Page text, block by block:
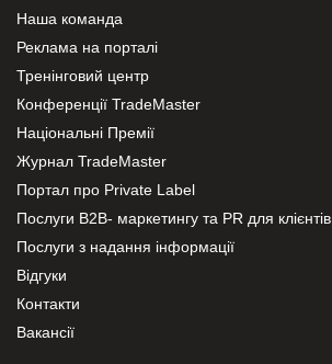
Наша команда
Реклама на порталі
Тренінговий центр
Конференції TradeMaster
Національні Премії
Журнал TradeMaster
Портал про Private Label
Послуги В2В- маркетингу та PR для клієнтів
Послуги з надання інформації
Відгуки
Контакти
Вакансії